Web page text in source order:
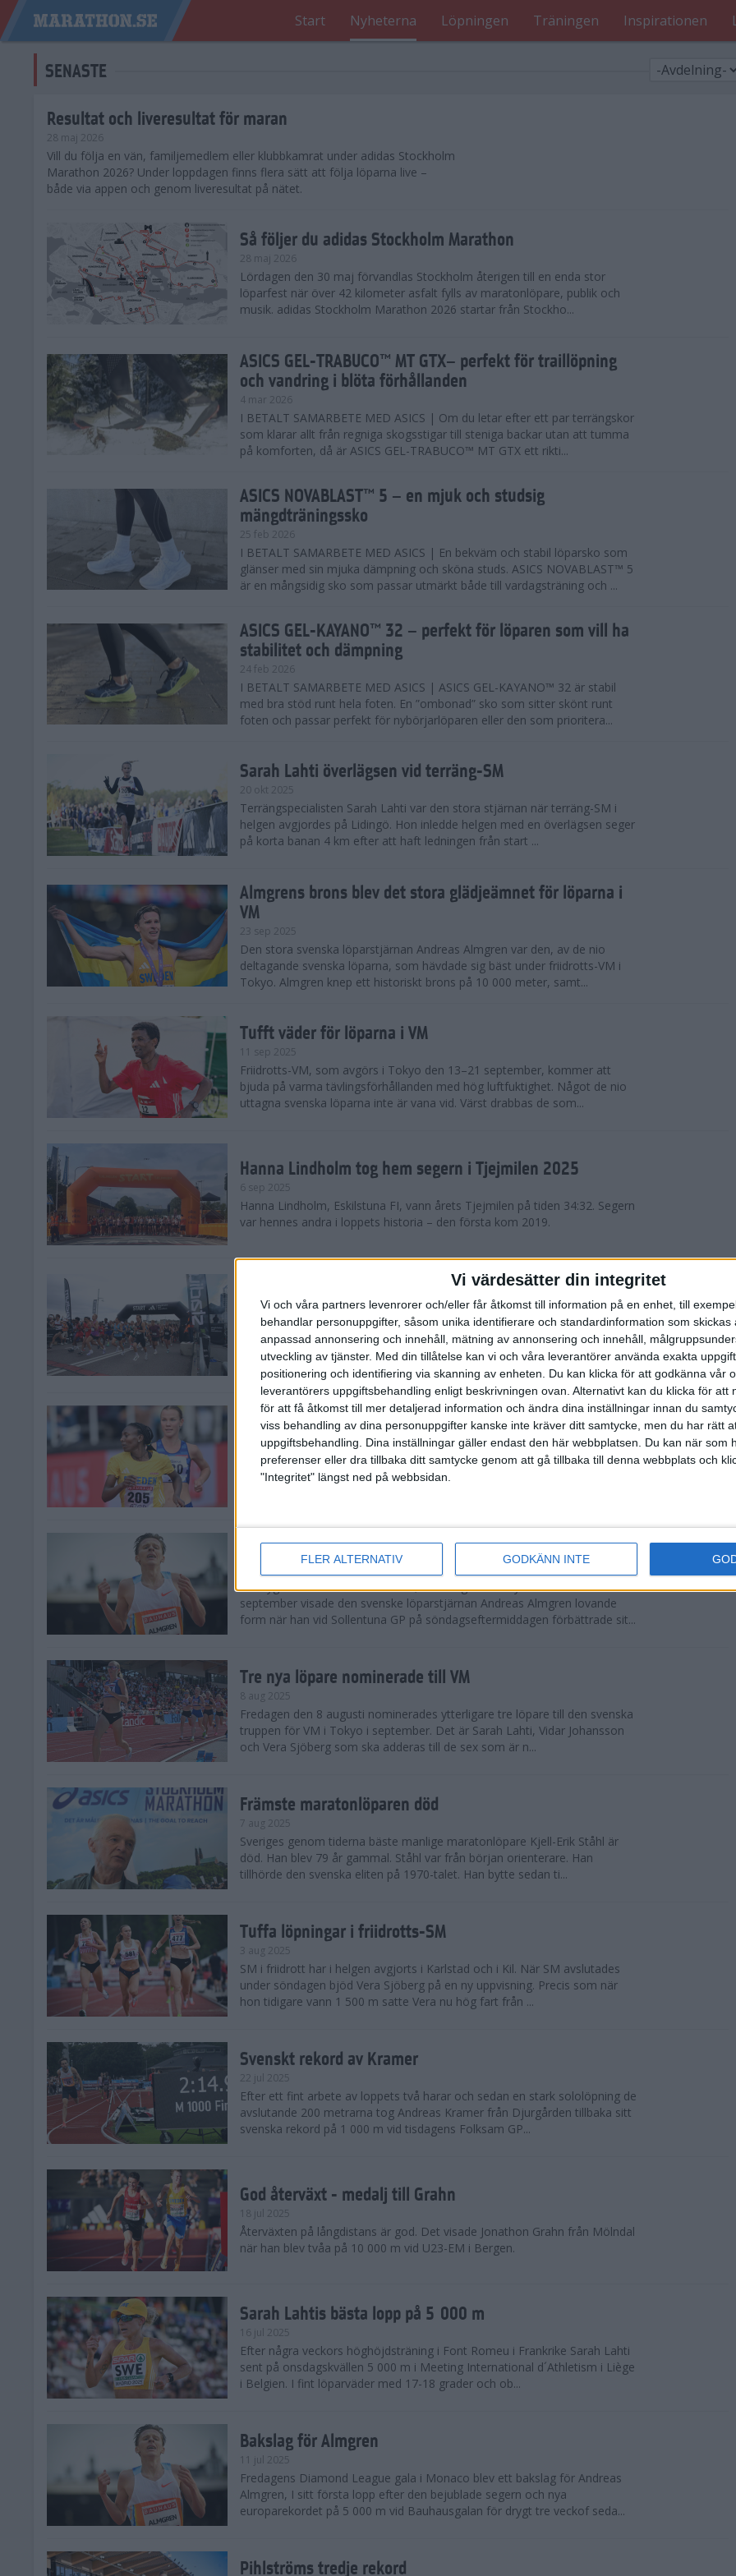
Vi värdesätter din integritet
Vi och våra partners levenrorer och/eller får åtkomst till information på en enhet, till
behandlar personuppgifter, såsom unika identifierare och standardinformation som skickas
anpassad annonsering och innehåll, mätning av annonsering och innehåll,
utveckling av tjänster. Med din tillåtelse kan vi och våra leverantörer använda exakta
positionering och identifiering via skanning av enheten. Du kan klicka för att godkänna vår
leverantörers uppgiftsbehandling enligt beskrivningen ovan. Alternativt kan du klicka för att
för att få åtkomst till mer detaljerad information och ändra dina inställningar innan du
viss behandling av dina personuppgifter kanske inte kräver ditt samtycke, men du har rätt
uppgiftsbehandling. Dina inställningar gäller endast den här webbplatsen. Du kan när som
preferenser eller dra tillbaka ditt samtycke genom att gå tillbaka till denna webbplats och
"Integritet" längst ned på webbsidan.
FLER ALTERNATIV GODKÄNN INTE
Start Nyheterna Löpningen Träningen Inspirationen
SENASTE
Resultat och liveresultat för maran
28 maj 2026
​Vill du följa en vän, familjemedlem eller klubbkamrat under adidas Stockholm
Marathon 2026? Under loppdagen finns flera sätt att följa löparna live –
både via appen och genom liveresultat på nätet.
Så följer du adidas Stockholm Marathon
28 maj 2026
Lördagen den 30 maj förvandlas Stockholm återigen till en enda stor
löparfest när över 42 kilometer asfalt fylls av maratonlöpare, publik och
musik. adidas Stockholm Marathon 2026 startar från Stockho...
ASICS GEL-TRABUCO™ MT GTX– perfekt för traillöpning
och vandring i blöta förhållanden
4 mar 2026
I BETALT SAMARBETE MED ASICS | Om du letar efter ett par terrängskor
som klarar allt från regniga skogsstigar till steniga backar utan att tumma
på komforten, då är ASICS GEL-TRABUCO™ MT GTX ett rikti...
ASICS NOVABLAST™ 5 – en mjuk och studsig
mängdträningssko
25 feb 2026
I BETALT SAMARBETE MED ASICS | En bekväm och stabil löparsko som
glänser med sin mjuka dämpning och sköna studs. ASICS NOVABLAST™ 5
är en mångsidig sko som passar utmärkt både till vardagsträning och ...
ASICS GEL-KAYANO™ 32 – perfekt för löparen som vill ha
stabilitet och dämpning
24 feb 2026
I BETALT SAMARBETE MED ASICS | ASICS GEL-KAYANO™ 32 är stabil
med bra stöd runt hela foten. En ”ombonad” sko som sitter skönt runt
foten och passar perfekt för nybörjarlöparen eller den som prioritera...
Sarah Lahti överlägsen vid terräng-SM
20 okt 2025
Terrängspecialisten Sarah Lahti var den stora stjärnan när terräng-SM i
helgen avgjordes på Lidingö. Hon inledde helgen med en överlägsen seger
på korta banan 4 km efter att haft ledningen från start ...
Almgrens brons blev det stora glädjeämnet för löparna i
VM
23 sep 2025
Den stora svenska löparstjärnan Andreas Almgren var den, av de nio
deltagande svenska löparna, som hävdade sig bäst under friidrotts-VM i
Tokyo. Almgren knep ett historiskt brons på 10 000 meter, samt...
Tufft väder för löparna i VM
11 sep 2025
Friidrotts-VM, som avgörs i Tokyo den 13–21 september, kommer att
bjuda på varma tävlingsförhållanden med hög luftfuktighet. Något de nio
uttagna svenska löparna inte är vana vid. Värst drabbas de som...
Hanna Lindholm tog hem segern i Tjejmilen 2025
6 sep 2025
Hanna Lindholm, Eskilstuna FI, vann årets Tjejmilen på tiden 34:32. Segern
var hennes andra i loppets historia – den första kom 2019.
Snabbaste segertiden på 12 år i rekordstort adidas
Stockholm Halvmaraton
30 aug 2025
Ett slutsålt och rekordstort adidas Stockholm Halvmaraton avgjordes i
nästintill perfekt löparväder. 18 grader, mulet och väldigt lite vind. Totalt
var 19,866 löpare anmälda, varav 15,807 kom till sta...
Löparna viktiga när Sverige vann Finnkampen
26 aug 2025
Den hundrade upplagan av Finnkampen, världens äldsta och största
landskamp i friidrott, avgjordes inför fullsatta läktare på Stockholms
Svenskt rekord när Almgren testade VM-formen
En dryg månad före friidrotts-VM, som avgörs i Tokyo den 13-21
september visade den svenske löparstjärnan Andreas Almgren lovande
form när han vid Sollentuna GP på söndagseftermiddagen förbättrade sit...
Tre nya löpare nominerade till VM
8 aug 2025
Fredagen den 8 augusti nominerades ytterligare tre löpare till den svenska
truppen för VM i Tokyo i september. Det är Sarah Lahti, Vidar Johansson
och Vera Sjöberg som ska adderas till de sex som är n...
Främste maratonlöparen död
7 aug 2025
Sveriges genom tiderna bäste manlige maratonlöpare Kjell-Erik Ståhl är
död. Han blev 79 år gammal. Ståhl var från början orienterare. Han
tillhörde den svenska eliten på 1970-talet. Han bytte sedan ti...
Tuffa löpningar i friidrotts-SM
3 aug 2025
SM i friidrott har i helgen avgjorts i Karlstad och i Kil. När SM avslutades
under söndagen bjöd Vera Sjöberg på en ny uppvisning. Precis som när
hon tidigare vann 1 500 m satte Vera nu hög fart från ...
Svenskt rekord av Kramer
22 jul 2025
Efter ett fint arbete av loppets två harar och sedan en stark sololöpning de
avslutande 200 metrarna tog Andreas Kramer från Djurgården tillbaka sitt
svenska rekord på 1 000 m vid tisdagens Folksam GP...
God återväxt - medalj till Grahn
18 jul 2025
Återväxten på långdistans är god. Det visade Jonathon Grahn från Mölndal
när han blev tvåa på 10 000 m vid U23-EM i Bergen.
Sarah Lahtis bästa lopp på 5 000 m
16 jul 2025
Efter några veckors höghöjdsträning i Font Romeu i Frankrike Sarah Lahti
sent på onsdagskvällen 5 000 m i Meeting International d´Athletism i Liège
i Belgien. I fint löparväder med 17-18 grader och ob...
Bakslag för Almgren
11 jul 2025
Fredagens Diamond League gala i Monaco blev ett bakslag för Andreas
Almgren, I sitt första lopp efter den bejublade segern och nya
europarekordet på 5 000 m vid Bauhausgalan för drygt tre veckof seda...
Pihlströms tredje rekord